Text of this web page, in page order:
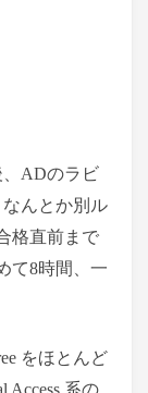
、ADのラビ
んとか別ル
格直前まで
て8時間、一
をほとんど
Access 系の